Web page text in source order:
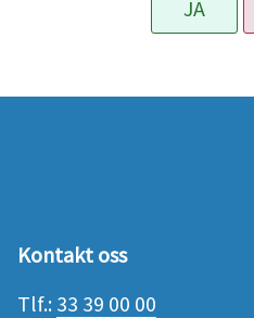
JA
Kontakt oss
Tlf.: 33 39 00 00